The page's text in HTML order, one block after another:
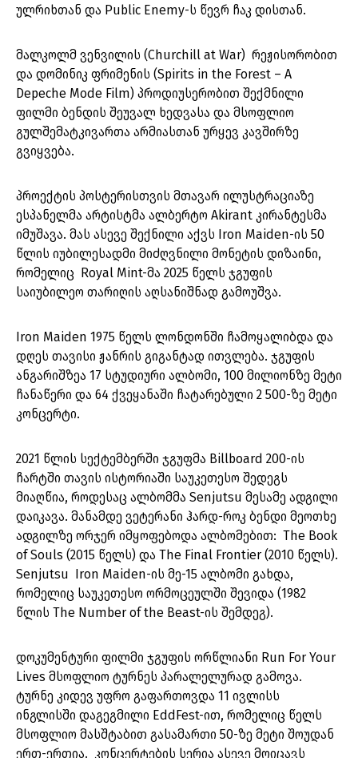
ულრიხთან და Public Enemy-ს წევრ ჩაკ დისთან.
მალკოლმ ვენვილის (Churchill at War) რეჟისორობით
და დომინიკ ფრიმენის (Spirits in the Forest – A
Depeche Mode Film) პროდიუსერობით შექმნილი
ფილმი ბენდის შეუვალ ხედვასა და მსოფლიო
გულშემატკივართა არმიასთან ურყევ კავშირზე
გვიყვება.
პროექტის პოსტერისთვის მთავარ ილუსტრაციაზე
ესპანელმა არტისტმა ალბერტო Akirant კირანტესმა
იმუშავა. მას ასევე შექნილი აქვს Iron Maiden-ის 50
წლის იუბილესადმი მიძღვნილი მონეტის დიზაინი,
რომელიც Royal Mint-მა 2025 წელს ჯგუფის
საიუბილეო თარიღის აღსანიშნად გამოუშვა.
Iron Maiden 1975 წელს ლონდონში ჩამოყალიბდა და
დღეს თავისი ჟანრის გიგანტად ითვლება. ჯგუფის
ანგარიშზეა 17 სტუდიური ალბომი, 100 მილიონზე მეტი
ჩანაწერი და 64 ქვეყანაში ჩატარებული 2 500-ზე მეტი
კონცერტი.
2021 წლის სექტემბერში ჯგუფმა Billboard 200-ის
ჩარტში თავის ისტორიაში საუკეთესო შედეგს
მიაღწია, როდესაც ალბომმა Senjutsu მესამე ადგილი
დაიკავა. მანამდე ვეტერანი ჰარდ-როკ ბენდი მეოთხე
ადგილზე ორჯერ იმყოფებოდა ალბომებით: The Book
of Souls (2015 წელს) და The Final Frontier (2010 წელს).
Senjutsu Iron Maiden-ის მე-15 ალბომი გახდა,
რომელიც საუკეთესო ორმოცეულში შევიდა (1982
წლის The Number of the Beast-ის შემდეგ).
დოკუმენტური ფილმი ჯგუფის ორწლიანი Run For Your
Lives მსოფლიო ტურნეს პარალელურად გამოვა.
ტურნე კიდევ უფრო გაფართოვდა 11 ივლისს
ინგლისში დაგეგმილი EddFest-ით, რომელიც წელს
მსოფლიო მასშტაბით გასამართი 50-ზე მეტი შოუდან
ერთ-ერთია. კონცერტების სერია ასევე მოიცავს